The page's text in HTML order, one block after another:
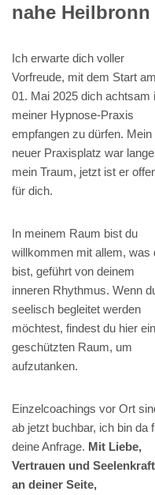
nahe Heilbronn
Ich erwarte dich voller
Vorfreude, mit dem Start am
01. Mai 2025 dich achtsam
meiner Hypnose-Praxis
empfangen zu dürfen. Mein
neuer Praxisplatz war lange
mein Traum, jetzt ist er
für dich.
In meinem Raum bist du
willkommen mit allem, was
bist, geführt von deinem
inneren Rhythmus. Wenn
seelisch begleitet werden
möchtest, findest du hier
geschützten Raum, um
aufzutanken.
Einzelcoachings vor Ort
ab jetzt buchbar, ich bin da
deine Anfrage. Mit Liebe,
Vertrauen und Seelenkraft
an deiner Seite,